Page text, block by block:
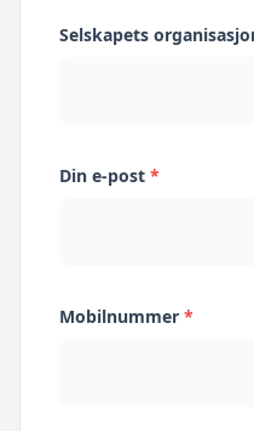
Selskapets
Din e-post *
Mobilnummer *